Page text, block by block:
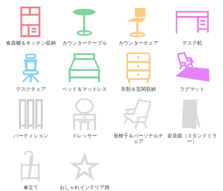
食器棚＆キッチン収納 カウンターテーブル カウンターチェア デスク机
デスクチェア ベッド＆マットレス 衣類＆玄関収納 ラグマット
パーティション ドレッサー
座椅子＆パーソナルチ
ェア
姿見鏡（スタンドミラ
ー）
傘立て
おしゃれインテリア雑